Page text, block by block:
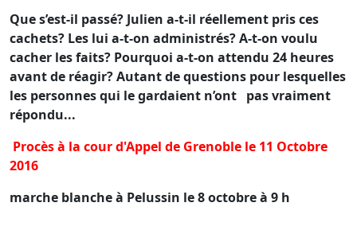
Que s’est-il passé? Julien a-t-il réellement pris ces
cachets? Les lui a-t-on administrés? A-t-on voulu
cacher les faits? Pourquoi a-t-on attendu 24 heures
avant de réagir? Autant de questions pour lesquelles
les personnes qui le gardaient n’ont pas vraiment
répondu...
Procès à la cour d'Appel de Grenoble le 11 Octobre
2016
marche blanche à Pelussin le 8 octobre à 9 h